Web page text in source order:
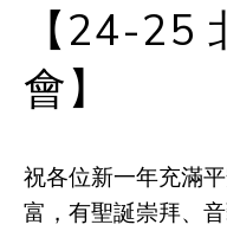
【24-25
會】
祝各位新一年充滿
富，有聖誕崇拜、